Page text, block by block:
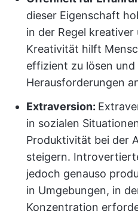
dieser Eigenschaft
in der Regel
Kreativität hilft
effizient zu lösen und
Herausforderungen
Extraversion:
in sozialen
Produktivität bei der
steigern.
jedoch genauso
in Umgebungen, in
Konzentration